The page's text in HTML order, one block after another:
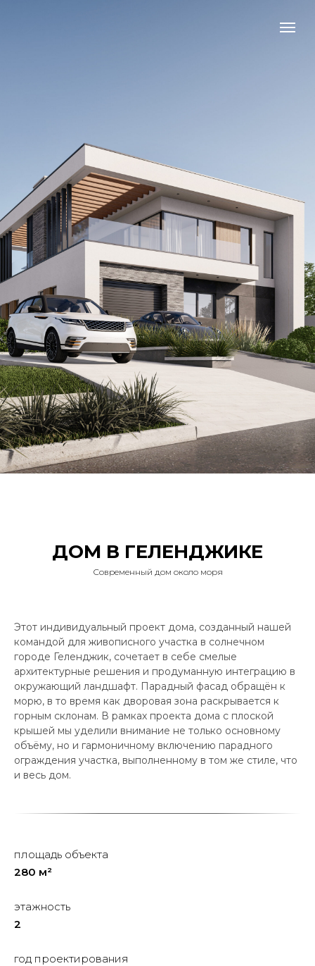
ДОМ В ГЕЛЕНДЖИКЕ
Современный дом около моря
Этот индивидуальный проект дома, созданный нашей
командой для живописного участка в солнечном
городе Геленджик, сочетает в себе смелые
архитектурные решения и продуманную интеграцию в
окружающий ландшафт. Парадный фасад обращён к
морю, в то время как дворовая зона раскрывается к
горным склонам. В рамках проекта дома с плоской
крышей мы уделили внимание не только основному
объёму, но и гармоничному включению парадного
ограждения участка, выполненному в том же стиле, что
и весь дом.
площадь объекта
280 м²
этажность
2
год проектирования